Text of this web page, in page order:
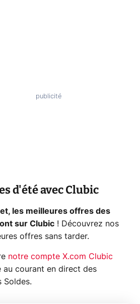
d'été avec Clubic
les meilleures offres des
sur Clubic ! Découvrez nos
offres sans tarder.
notre compte X.com Clubic
au courant en direct des
Soldes.